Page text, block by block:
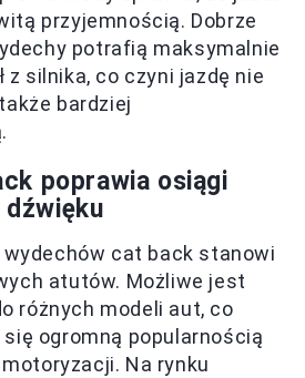
przyjemnością. Dobrze
potrafią maksymalnie
z silnika, co czyni jazdę nie
bardziej
poprawia osiągi
cat back stanowi
atutów. Możliwe jest
różnych modeli aut, co
ogromną popularnością
Na rynku